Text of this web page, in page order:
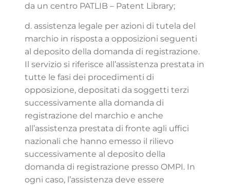
da un centro PATLIB – Patent Library;
d. assistenza legale per azioni di tutela del
marchio in risposta a opposizioni seguenti
al deposito della domanda di registrazione.
Il servizio si riferisce all’assistenza prestata in
tutte le fasi dei procedimenti di
opposizione, depositati da soggetti terzi
successivamente alla domanda di
registrazione del marchio e anche
all’assistenza prestata di fronte agli uffici
nazionali che hanno emesso il rilievo
successivamente al deposito della
domanda di registrazione presso OMPI. In
ogni caso, l’assistenza deve essere